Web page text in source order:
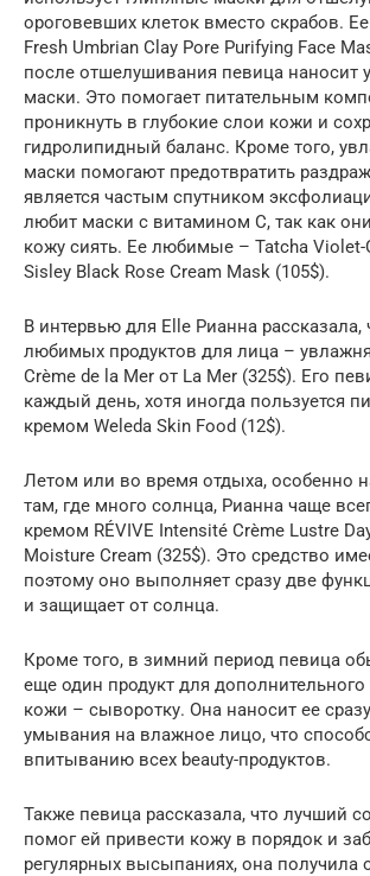
ороговевших клеток вместо скрабов.
Fresh Umbrian Clay Pore Purifying Face
после отшелушивания певица наносит
маски. Это помогает питательным
проникнуть в глубокие слои кожи и
гидролипидный баланс. Кроме того,
маски помогают предотвратить
является частым спутником
любит маски с витамином С, так как
кожу сиять. Ее любимые – Tatcha Violet-
Sisley Black Rose Cream Mask (105$).
В интервью для Elle Рианна рассказала,
любимых продуктов для лица –
Crème de la Mer от La Mer (325$). Его
каждый день, хотя иногда пользуется
кремом Weleda Skin Food (12$).
Летом или во время отдыха, особенно
там, где много солнца, Рианна чаще
кремом RÉVIVE Intensité Crème Lustre
Moisture Cream (325$). Это средство
поэтому оно выполняет сразу две
и защищает от солнца.
Кроме того, в зимний период певица
еще один продукт для
кожи – сыворотку. Она наносит ее
умывания на влажное лицо, что
впитыванию всех beauty-продуктов.
Также певица рассказала, что лучший
помог ей привести кожу в порядок и
регулярных высыпаниях, она получила